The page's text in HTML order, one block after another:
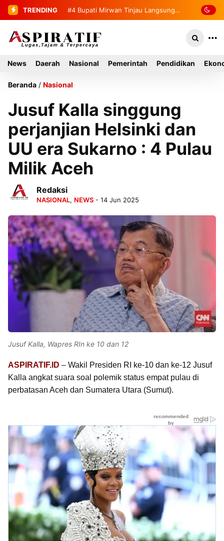
TRENDING #4 Bupati Mirwan Tinjau
Utara, Instruksikan Masuk Program
#5 Penemuan Mayat Tanpa Identitas
Selatan
News Daerah Nasional Pemerintah Pendidikan
Beranda / Nasional
Jusuf Kalla singgung
perjanjian Helsinki dan
UU era Sukarno : 4 Pulau
Milik Aceh
Redaksi
NASIONAL, NEWS - 14 Jun 2025
Jusuf Kalla, Wapres RIn ke 10 dan 12
ASPIRATIF.ID – Wakil Presiden RI ke-10 dan ke-12 Jusuf
Kalla angkat suara soal polemik status empat pulau di
perbatasan Aceh dan Sumatera Utara (Sumut).